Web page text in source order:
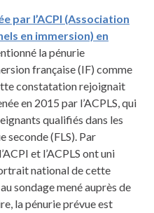
par l’ACPI (Association
en immersion) en
la pénurie
française (IF) comme
constatation rejoignait
en 2015 par l’ACPLS, qui
qualifiés dans les
seconde (FLS). Par
et l’ACPLS ont uni
national de cette
sondage mené auprès de
la pénurie prévue est